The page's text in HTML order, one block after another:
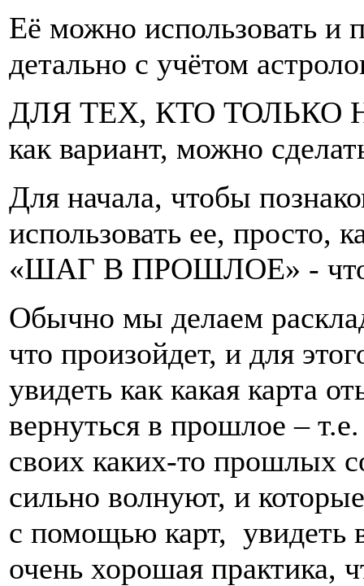
Её можно использовать и
детально с учётом
ДЛЯ ТЕХ, КТО ТОЛЬКО
как вариант, можно
Для начала, чтобы
использовать ее, просто,
«ШАГ В ПРОШЛОЕ» - что
Обычно мы делаем
что произойдет, и для
увидеть как какая карта
вернуться в прошлое –
своих каких-то прошлых
сильно волнуют, и
с помощью карт, увидеть
очень хорошая практика,